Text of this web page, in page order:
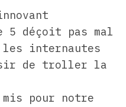
5 déçoit pas mal
les internautes
de troller la
mis pour notre